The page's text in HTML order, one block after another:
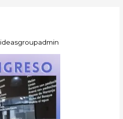
ideasgroupadmin